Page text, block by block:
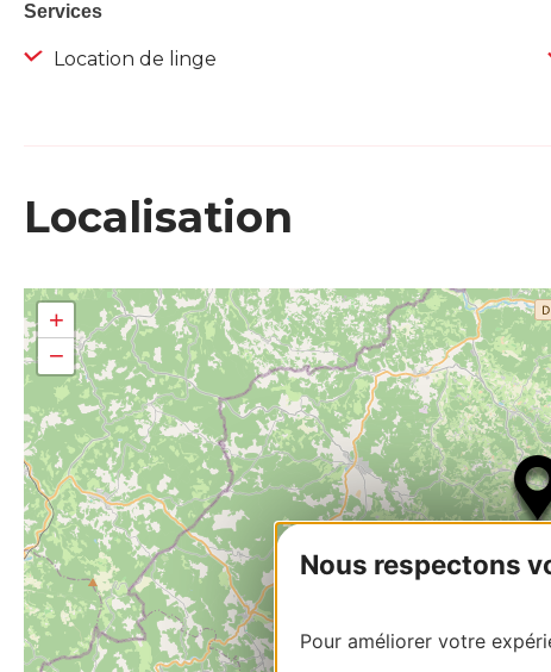
Nous respectons
Pour améliorer votre
Services
Location de linge
Localisation
+
−